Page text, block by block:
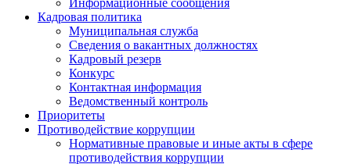
Информационные сообщения
Кадровая политика
Муниципальная служба
Сведения о вакантных должностях
Кадровый резерв
Конкурс
Контактная информация
Ведомственный контроль
Приоритеты
Противодействие коррупции
Нормативные правовые и иные акты в сфере
противодействия коррупции